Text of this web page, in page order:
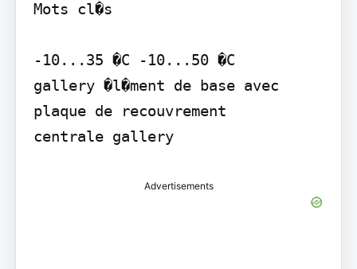
Mots cl�s
-10...35 �C -10...50 �C
gallery �l�ment de base avec
plaque de recouvrement
centrale gallery
Advertisements